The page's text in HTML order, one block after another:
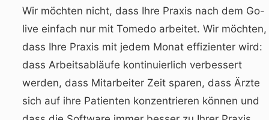
Wir möchten nicht, dass Ihre Praxis nach dem Go-
live einfach nur mit Tomedo arbeitet. Wir möchten,
dass Ihre Praxis mit jedem Monat effizienter wird:
dass Arbeitsabläufe kontinuierlich verbessert
werden, dass Mitarbeiter Zeit sparen, dass Ärzte
sich auf ihre Patienten konzentrieren können und